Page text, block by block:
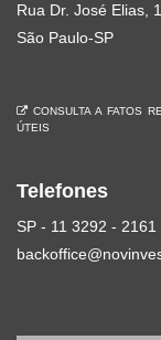
Rua Dr. José Elias,
São Paulo-SP
CONSULTA A FATOS
ÚTEIS
Telefones
SP - 11 3292 - 2161